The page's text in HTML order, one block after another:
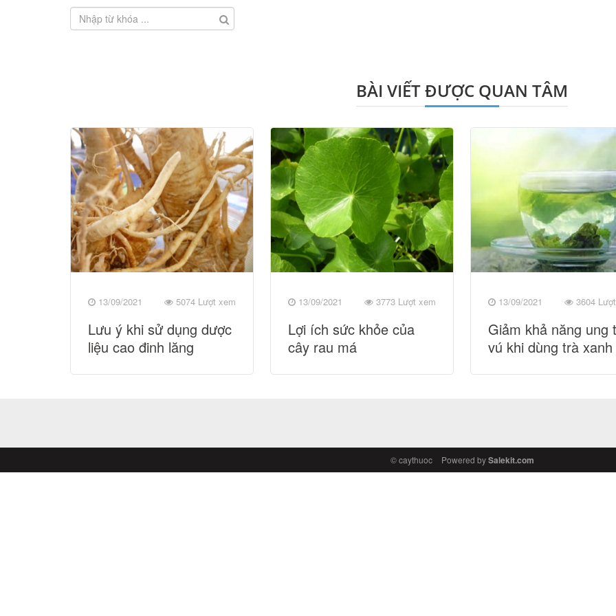
BÀI VIẾT ĐƯỢC QUAN TÂM
13/09/2021 5074 Lượt xem
Lưu ý khi sử dụng dược
liệu cao đinh lăng
13/09/2021 3773 Lượt xem
Lợi ích sức khỏe của
cây rau má
13/09/2021 3604
Giảm khả năng ung
vú khi dùng trà xanh
© caythuoc Powered bySalekit.com